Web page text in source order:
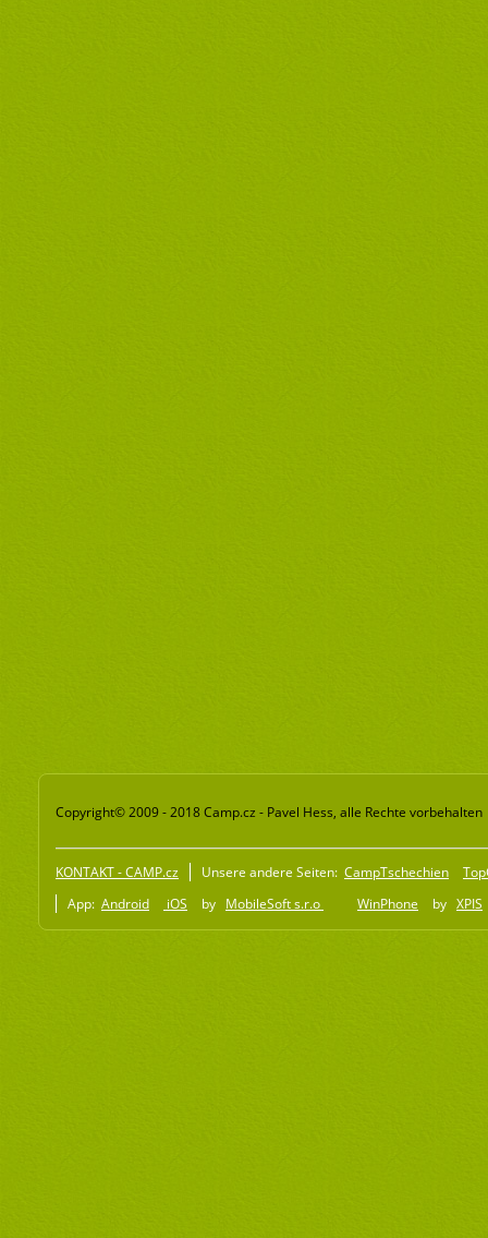
Copyright© 2009 - 2018 Camp.cz - Pavel Hess, alle Rechte vorbehalten
KONTAKT - CAMP.cz Unsere andere Seiten: CampTschechien
App: Android iOS by MobileSoft s.r.o WinPhone by XPIS